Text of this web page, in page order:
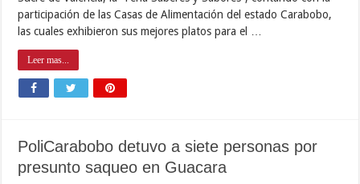
participación de las Casas de Alimentación del estado Carabobo,
las cuales exhibieron sus mejores platos para el …
Leer mas...
PoliCarabobo detuvo a siete personas por
presunto saqueo en Guacara